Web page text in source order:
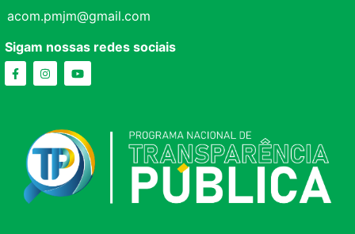
acom.pmjm@gmail.com
Sigam nossas redes sociais